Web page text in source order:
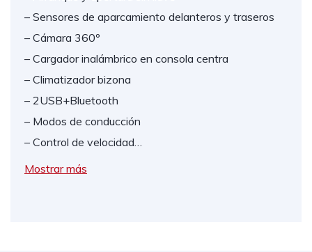
– Sensores de aparcamiento delanteros y traseros
– Cámara 360º
– Cargador inalámbrico en consola centra
– Climatizador bizona
– 2USB+Bluetooth
– Modos de conducción
– Control de velocidad…
Mostrar más